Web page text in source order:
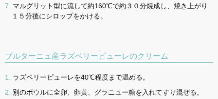
マルグリット型に流して約160℃で約３０分焼成し、焼き上がり
１５分後にシロップをかける。
ブルターニュ産ラズベリーピューレのクリーム
ラズベリーピューレを40℃程度まで温める。
別のボウルに全卵、卵黄、グラニュー糖を入れてすり混ぜる。